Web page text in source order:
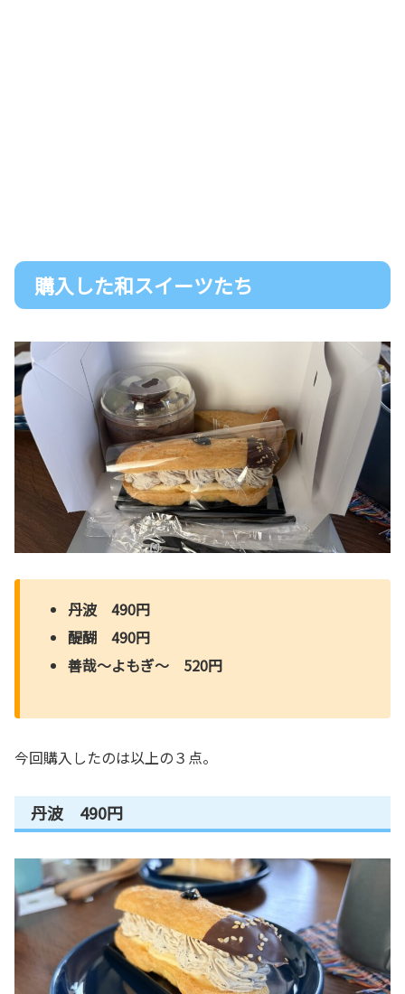
購入した和スイーツたち
丹波 490円
醍醐 490円
善哉～よもぎ～ 520円
今回購入したのは以上の３点。
丹波 490円